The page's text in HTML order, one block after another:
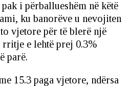
i përballueshëm në këtë
ku banorëve u nevojiten
vjetore për të blerë një
rritje e lehtë prej 0.3%
parë.
15.3 paga vjetore, ndërsa